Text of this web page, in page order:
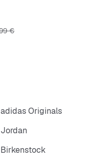
original
€
adidas Originals
Jordan
Birkenstock